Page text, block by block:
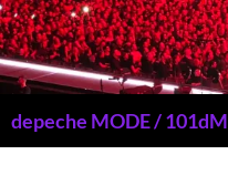
Przejdź
do
treści
depeche MODE / 101dM